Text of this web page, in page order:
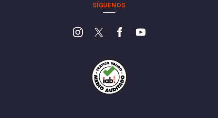
SÍGUENOS